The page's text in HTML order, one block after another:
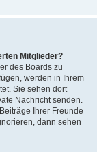
Mitglieder?
des Boards zu
werden in Ihrem
Sie sehen dort
Nachricht senden.
Ihrer Freunde
dann sehen